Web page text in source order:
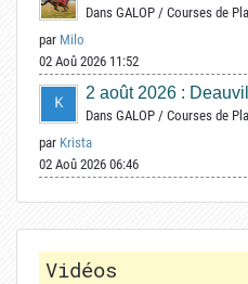
Dans GALOP / Courses de
par Milo
02 Aoû 2026 11:52
2 août 2026 :
Dans GALOP / Courses de
par Krista
02 Aoû 2026 06:46
Vidéos